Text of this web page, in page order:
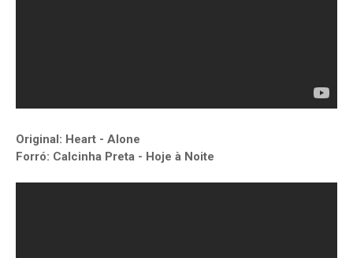
Original: Heart - Alone
Forró: Calcinha Preta - Hoje à Noite